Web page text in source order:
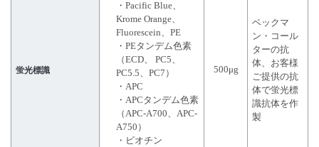
蛍光標識
・Pacific Blue、
Krome Orange、
Fluorescein、PE
・PEタンデム色素
（ECD、 PC5、
PC5.5、PC7）
・APC
・APCタンデム色素
（APC-A700、APC-
A750）
・ビオチン
500μg
ベックマ
ン・コール
ターの抗
体、お客様
ご提供の抗
体で蛍光標
識抗体を作
製